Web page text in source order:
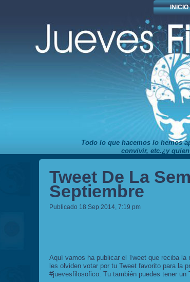
INICIO
Todo lo que hacemos lo hemos
convivir, etc.¿y
Tweet De La
Septiembre
Publicado 18 Sep 2014, 7:19 pm
Aquí vamos ha publicar el Tweet que reciba
les olviden votar por tu Tweet favorito para la
#juevesfilosofico. Tu también puedes tener un